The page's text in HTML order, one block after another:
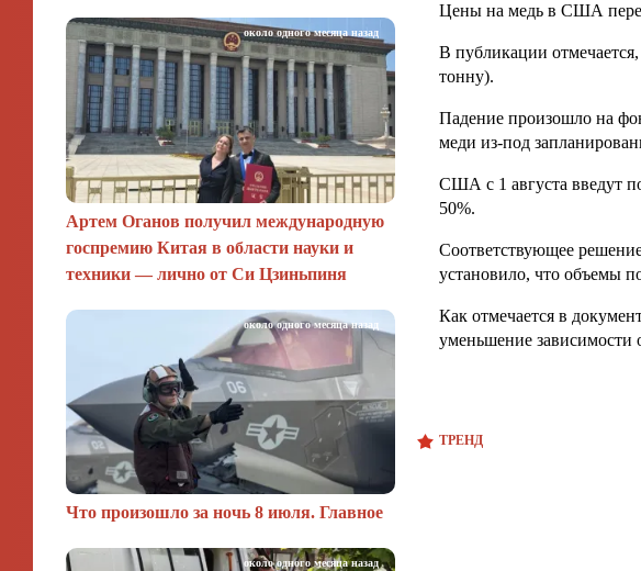
Артем Оганов получил международную
госпремию Китая в области науки и
техники — лично от Си Цзиньпиня
около одного месяца назад
Что произошло за ночь 8 июля. Главное
около одного месяца назад
около одного месяца назад
Цены на медь в США
В публикации
тонну).
Падение произошло на
меди из-под
США с 1 августа введут
50%.
Соответствующее
установило, что объемы
Как отмечается в
уменьшение зависимости
ТРЕНД